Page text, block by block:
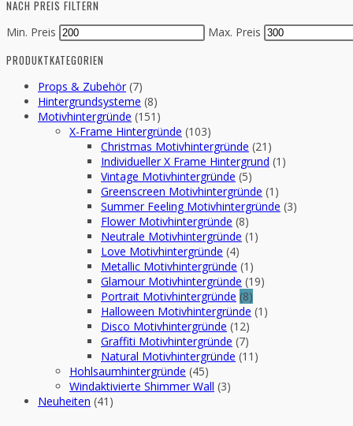
NACH PREIS FILTERN
Min. Preis Max. Preis
PRODUKTKATEGORIEN
Props & Zubehör (7)
Hintergrundsysteme (8)
Motivhintergründe (151)
X-Frame Hintergründe (103)
Christmas Motivhintergründe (21)
Individueller X Frame Hintergrund (1)
Vintage Motivhintergründe (5)
Greenscreen Motivhintergründe (1)
Summer Feeling Motivhintergründe (3)
Flower Motivhintergründe (8)
Neutrale Motivhintergründe (1)
Love Motivhintergründe (4)
Metallic Motivhintergründe (1)
Glamour Motivhintergründe (19)
Portrait Motivhintergründe (8)
Halloween Motivhintergründe (1)
Disco Motivhintergründe (12)
Graffiti Motivhintergründe (7)
Natural Motivhintergründe (11)
Hohlsaumhintergründe (45)
Windaktivierte Shimmer Wall (3)
Neuheiten (41)